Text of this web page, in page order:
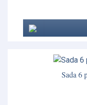
Sada 6